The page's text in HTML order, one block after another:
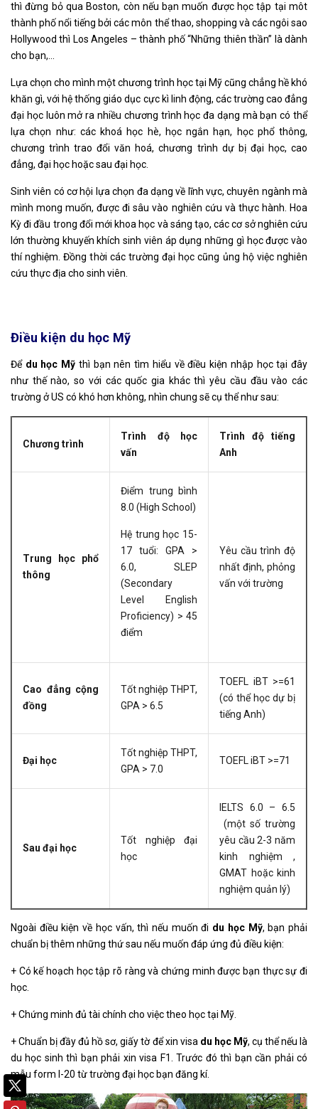
thì đừng bỏ qua Boston, còn nếu bạn muốn được học tập tại môt
thành phố nổi tiếng bởi các môn thể thao, shopping và các ngôi sao
Hollywood thì Los Angeles – thành phố “Những thiên thần” là dành
cho bạn,…
Lựa chọn cho mình một chương trình học tại Mỹ cũng chẳng hề khó
khăn gì, với hệ thống giáo dục cực kì linh động, các trường cao đẳng
đại học luôn mở ra nhiều chương trình học đa dạng mà bạn có thể
lựa chọn như: các khoá học hè, học ngắn hạn, học phổ thông,
chương trình trao đổi văn hoá, chương trình dự bị đại học, cao
đẳng, đại học hoặc sau đại học.
Sinh viên có cơ hội lựa chọn đa dạng về lĩnh vực, chuyên ngành mà
mình mong muốn, được đi sâu vào nghiên cứu và thực hành. Hoa
Kỳ đi đầu trong đổi mới khoa học và sáng tạo, các cơ sở nghiên cứu
lớn thường khuyến khích sinh viên áp dụng những gì học được vào
thí nghiệm. Đồng thời các trường đại học cũng ủng hộ việc nghiên
cứu thực địa cho sinh viên.
Điều kiện du học Mỹ
Để du học Mỹ thì bạn nên tìm hiểu về điều kiện nhập học tại đây
như thế nào, so với các quốc gia khác thì yêu cầu đầu vào các
trường ở US có khó hơn không, nhìn chung sẽ cụ thể như sau:
Chương trình
Trình độ học
vấn
Trình độ tiếng
Anh
Trung học phổ
thông
Điểm trung bình
8.0 (High School)
Hệ trung học 15-
17 tuổi: GPA >
6.0, SLEP
(Secondary
Level English
Proficiency) > 45
điểm
Yêu cầu trình độ
nhất định, phỏng
vấn với trường
Cao đẳng cộng
đồng
Tốt nghiệp THPT,
GPA > 6.5
TOEFL iBT >=61
(có thể học dự bị
tiếng Anh)
Đại học
Tốt nghiệp THPT,
GPA > 7.0
TOEFL iBT >=71
Sau đại học
Tốt nghiệp đại
học
IELTS 6.0 – 6.5
(một số trường
yêu cầu 2-3 năm
kinh nghiệm ,
GMAT hoặc kinh
nghiệm quản lý)
Ngoài điều kiện về học vấn, thì nếu muốn đi du học Mỹ, bạn phải
chuẩn bị thêm những thứ sau nếu muốn đáp ứng đủ điều kiện:
+ Có kế hoạch học tập rõ ràng và chứng minh được bạn thực sự đi
học.
+ Chứng minh đủ tài chính cho việc theo học tại Mỹ.
+ Chuẩn bị đầy đủ hồ sơ, giấy tờ để xin visa du học Mỹ, cụ thể nếu là
du học sinh thì bạn phải xin visa F1. Trước đó thì bạn cần phải có
mẫu form I-20 từ trường đại học bạn đăng kí.